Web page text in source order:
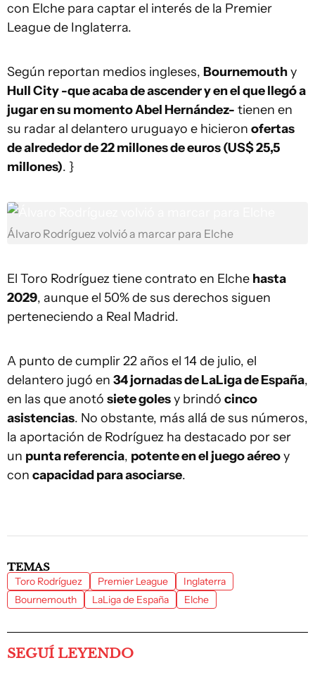
con Elche para captar el interés de la Premier
League de Inglaterra.
Según reportan medios ingleses, Bournemouthy
Hull City -que acaba de ascender y en el que llegó a
jugar en su momento Abel Hernández- tienen en
su radar al delantero uruguayo e hicieron ofertas
de alrededor de 22 millones de euros (US$ 25,5
millones). }
Álvaro Rodríguez volvió a marcar para Elche
El Toro Rodríguez tiene contrato en Elche hasta
2029, aunque el 50% de sus derechos siguen
perteneciendo a Real Madrid.
A punto de cumplir 22 años el 14 de julio, el
delantero jugó en 34 jornadas de LaLiga de España,
en las que anotó siete golesy brindó cinco
asistencias. No obstante, más allá de sus números,
la aportación de Rodríguez ha destacado por ser
un punta referencia, potente en el juego aéreoy
con capacidad para asociarse.
TEMAS
Toro Rodríguez Premier League
Inglaterra
Bournemouth
LaLiga de España Elche
SEGUÍ LEYENDO